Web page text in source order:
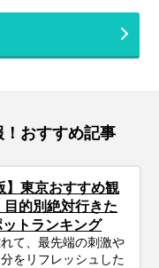
おすすめ記事
】東京おすすめ観
的別絶対行きた
トランキング
て、最先端の刺激や
をリフレッシュした